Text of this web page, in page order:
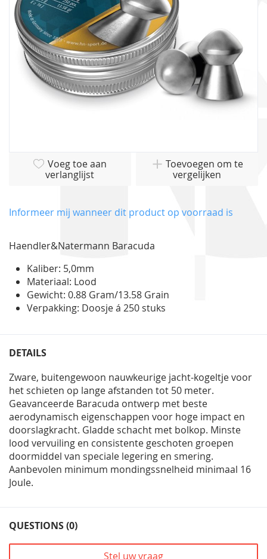
van
gallerij
Voeg toe aan
verlanglijst
Toevoegen om te
vergelijken
Informeer mij wanneer dit product op voorraad is
Haendler&Natermann Baracuda
Kaliber: 5,0mm
Materiaal: Lood
Gewicht: 0.88 Gram/13.58 Grain
Verpakking: Doosje á 250 stuks
DETAILS
Zware, buitengewoon nauwkeurige jacht-kogeltje voor
het schieten op lange afstanden tot 50 meter.
Geavanceerde Baracuda ontwerp met beste
aerodynamisch eigenschappen voor hoge impact en
doorslagkracht. Gladde schacht met bolkop. Minste
lood vervuiling en consistente geschoten groepen
doormiddel van speciale legering en smering.
Aanbevolen minimum mondingssnelheid minimaal 16
Joule.
QUESTIONS (0)
Stel uw vraag